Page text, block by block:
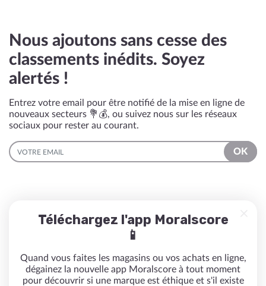
Nous ajoutons sans cesse des
classements inédits. Soyez
alertés !
Entrez votre email pour être notifié de la mise en ligne de
nouveaux secteurs 💐💰, ou suivez nous sur les réseaux
sociaux pour rester au courant.
EMAIL
OK
Téléchargez l'app Moralscore
📱
Quand vous faites les magasins ou vos achats en ligne,
dégainez la nouvelle app Moralscore à tout moment
pour découvrir si une marque est éthique et s'il existe